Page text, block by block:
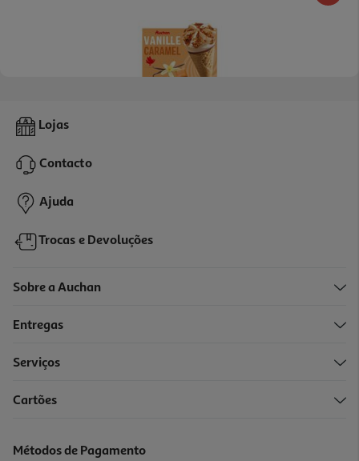
Gelado Cone Auchan Baunilha Caramelo 6x120ml
2,69 €
Lojas
Contacto
Ajuda
Trocas e Devoluções
Sobre a Auchan
Entregas
Serviços
Cartões
Métodos de Pagamento